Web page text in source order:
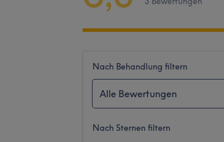
Nach Behandlung filtern
Alle Bewertungen
Nach Sternen filtern